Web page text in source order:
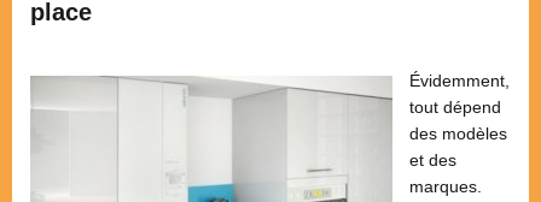
place
Évidemment,
tout dépend
des modèles
et des
marques.